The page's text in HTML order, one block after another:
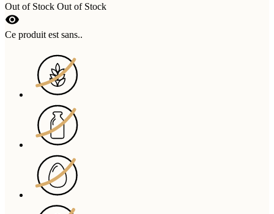
Out of Stock Out of Stock
visibility
Ce produit est sans..